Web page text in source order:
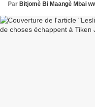
Par Bitjomè Bi Maangè Mbai